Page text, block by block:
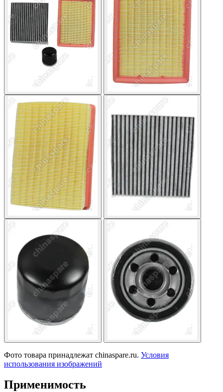
Фото товара принадлежат chinaspare.ru. Условия
использования изображений
Применимость